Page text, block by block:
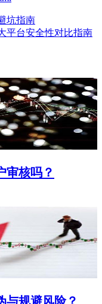
坑指南
平台安全性对比指南
审核吗？
与规避风险？